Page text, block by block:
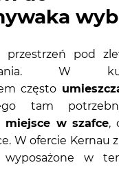
przestrzeń pod
W
często
tam
miejsce w szafce,
W ofercie Kernau
wyposażone w